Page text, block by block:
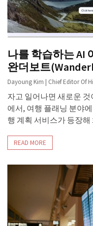
나를 학습하는 AI
완더보트
Dayoung Kim | Chief Editor Of
자고 일어나면 새로운
에서, 여행 플래닝 분야
행 계획 서비스가 등장
READ MORE